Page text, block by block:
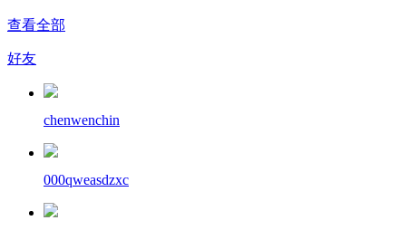
查看全部
好友
chenwenchin
000qweasdzxc